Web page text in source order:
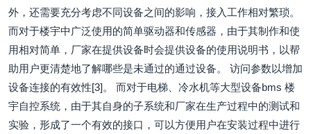
外，还需要充分考虑不同设备之间的影响，接入工作相对繁琐。
而对于楼宇中广泛使用的简单驱动器和传感器，由于其制作和使
用相对简单，厂家在提供设备时会提供设备的使用说明书，以帮
助用户更清楚地了解哪些是未通过的通过设备。 访问参数以增加
设备连接的有效性[3]。 而对于电梯、冷水机等大型设备bms 楼
宇自控系统，由于其自身的子系统和厂家在生产过程中的测试和
实验，形成了一个有效的接口，可以方便用户在安装过程中进行